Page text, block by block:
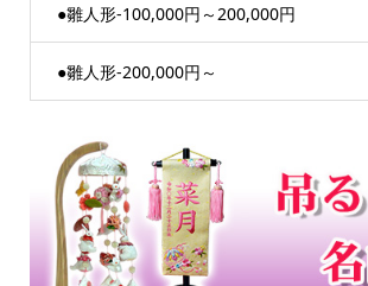
●雛人形-100,000円～200,000円
●雛人形-200,000円～